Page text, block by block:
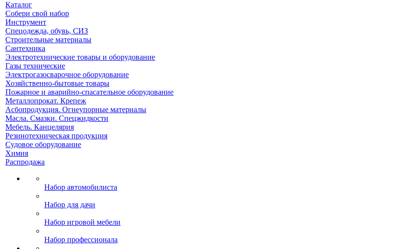
Каталог
Собери свой набор
Инструмент
Спецодежда, обувь, СИЗ
Строительные материалы
Сантехника
Электротехнические товары и оборудование
Газы технические
Электрогазосварочное оборудование
Хозяйственно-бытовые товары
Пожарное и аварийно-спасательное оборудование
Металлопрокат. Крепеж
Асбопродукция. Огнеупорные материалы
Масла. Смазки. Спецжидкости
Мебель. Канцелярия
Резинотехническая продукция
Судовое оборудование
Химия
Распродажа
Набор автомобилиста
Набор для дачи
Набор игровой мебели
Набор профессионала